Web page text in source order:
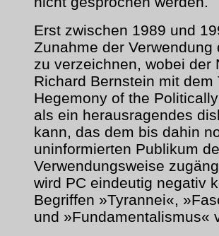
Erst zwischen 1989 und
Zunahme der
zu verzeichnen, wobei der
Richard Bernstein mit dem
Hegemony of the
als ein herausragendes
kann, das dem bis dahin
uninformierten Publikum
Verwendungsweise
wird PC eindeutig negativ
Begriffen »Tyrannei«,
und »Fundamentalismus«